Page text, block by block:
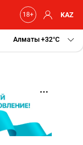
KAZ
Алматы+32 C